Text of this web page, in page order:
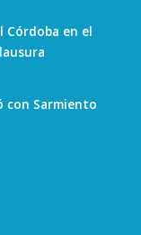
Córdoba en el
con Sarmiento